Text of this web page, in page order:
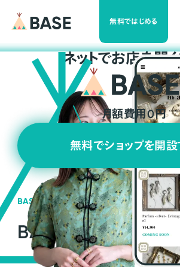
無料ではじめる
ネットでお店を開
月額費用0円
無料でショップを開設
BASEの強み
BASEが強い3つの